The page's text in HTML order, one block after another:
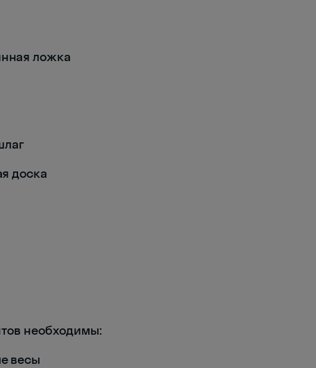
ложка
доска
необходимы:
весы